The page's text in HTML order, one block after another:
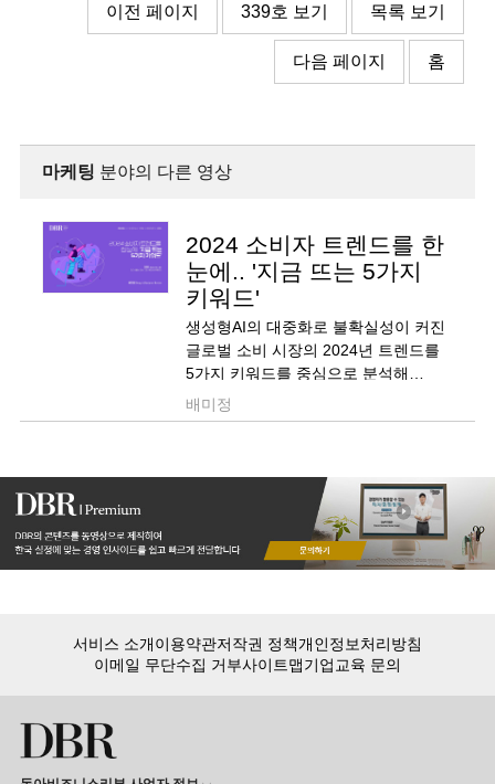
이전 페이지 339호 보기 목록 보기
다음 페이지 홈
마케팅 분야의 다른 영상
2024 소비자 트렌드를 한
눈에.. '지금 뜨는 5가지
키워드'
생성형AI의 대중화로 불확실성이 커진
글로벌 소비 시장의 2024년 트렌드를
5가지 키워드를 중심으로 분석해
예측해봅니다.
배미정
서비스 소개이용약관저작권 정책개인정보처리방침
이메일 무단수집 거부사이트맵기업교육 문의